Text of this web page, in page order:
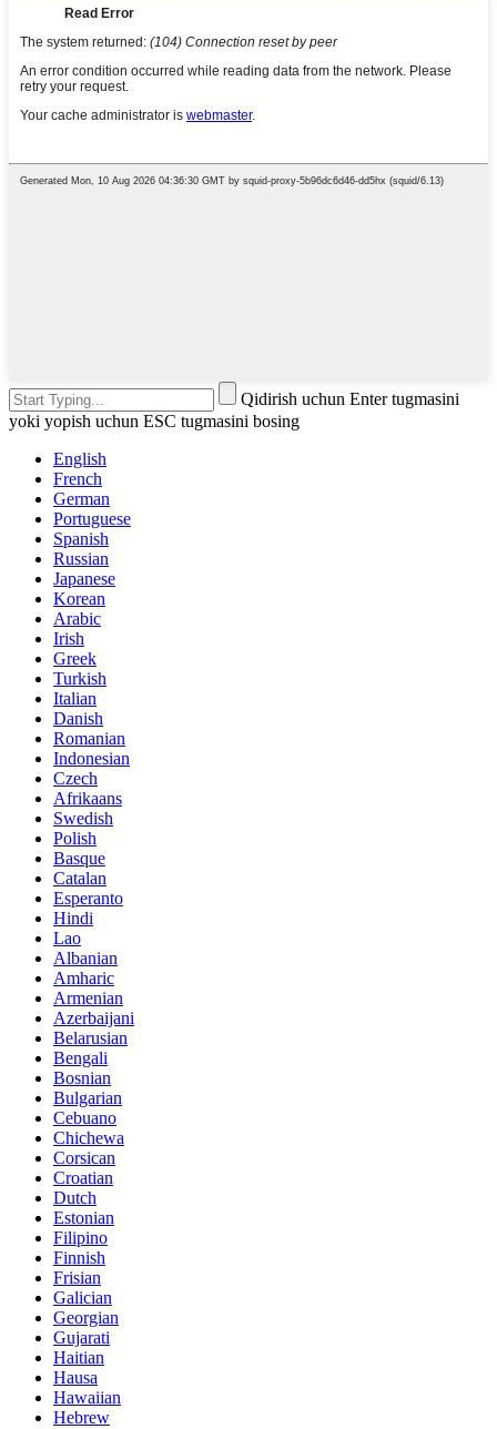
Qidirish uchun Enter tugmasini
yoki yopish uchun ESC tugmasini bosing
English
French
German
Portuguese
Spanish
Russian
Japanese
Korean
Arabic
Irish
Greek
Turkish
Italian
Danish
Romanian
Indonesian
Czech
Afrikaans
Swedish
Polish
Basque
Catalan
Esperanto
Hindi
Lao
Albanian
Amharic
Armenian
Azerbaijani
Belarusian
Bengali
Bosnian
Bulgarian
Cebuano
Chichewa
Corsican
Croatian
Dutch
Estonian
Filipino
Finnish
Frisian
Galician
Georgian
Gujarati
Haitian
Hausa
Hawaiian
Hebrew